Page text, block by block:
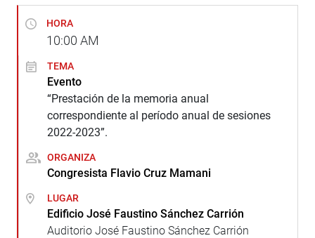
HORA
10:00 AM
TEMA
Evento
“Prestación de la memoria anual
correspondiente al período anual de sesiones
2022-2023”.
ORGANIZA
Congresista Flavio Cruz Mamani
LUGAR
Edificio José Faustino Sánchez Carrión
Auditorio José Faustino Sánchez Carrión